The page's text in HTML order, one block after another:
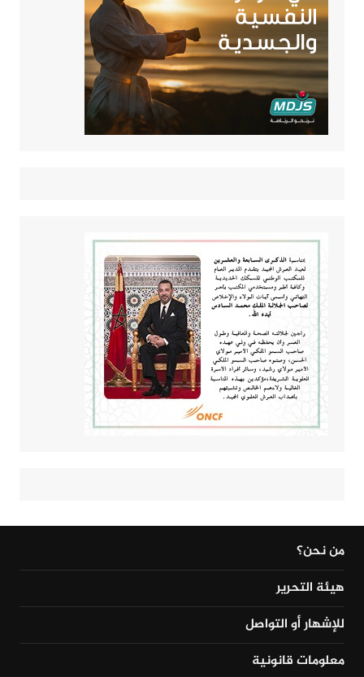
من نحن؟
هيئة التحرير
للإشهار أو التواصل
معلومات قانونية